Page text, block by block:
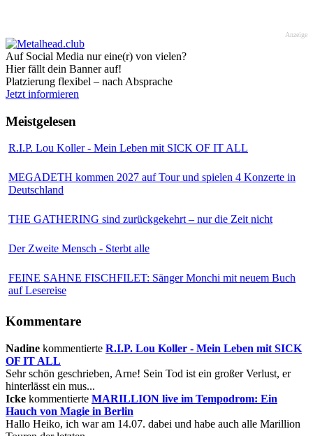
Anzeige
Auf Social Media nur eine(r) von vielen?
Hier fällt dein Banner auf!
Platzierung flexibel – nach Absprache
Jetzt informieren
Meistgelesen
R.I.P. Lou Koller - Mein Leben mit SICK OF IT ALL
MEGADETH kommen 2027 auf Tour und spielen 4 Konzerte in
Deutschland
THE GATHERING sind zurückgekehrt – nur die Zeit nicht
Der Zweite Mensch - Sterbt alle
FEINE SAHNE FISCHFILET: Sänger Monchi mit neuem Buch
auf Lesereise
Kommentare
Nadine kommentierte R.I.P. Lou Koller - Mein Leben mit SICK
OF IT ALL
Sehr schön geschrieben, Arne! Sein Tod ist ein großer Verlust, er
hinterlässt ein mus...
Icke kommentierte MARILLION live im Tempodrom: Ein
Hauch von Magie in Berlin
Hallo Heiko, ich war am 14.07. dabei und habe auch alle Marillion